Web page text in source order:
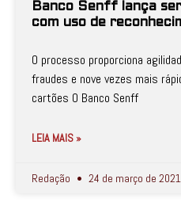
Banco Senff lança
com uso de
O processo proporciona
fraudes e nove vezes mais
cartões O Banco Senff
LEIA MAIS »
Redação 24 de março de 2021